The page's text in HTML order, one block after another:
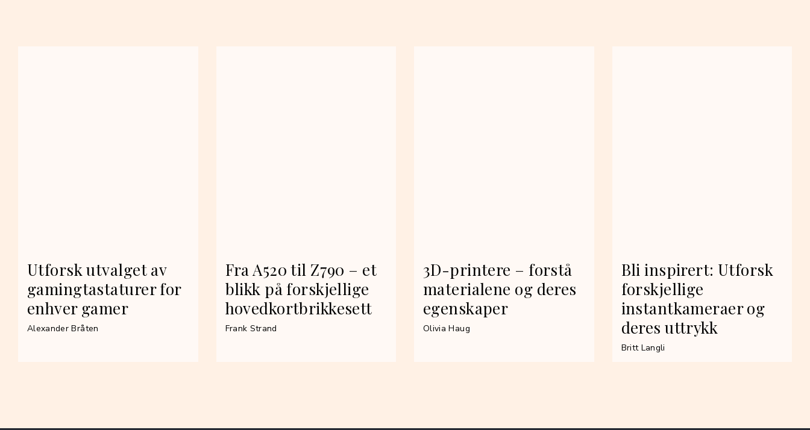
Utforsk utvalget av
gamingtastaturer for
enhver gamer
Alexander Bråten
Fra A520 til Z790 – et
blikk på forskjellige
hovedkortbrikkesett
Frank Strand
3D-printere – forstå
materialene og deres
egenskaper
Olivia Haug
Bli inspirert: Utforsk
forskjellige
instantkameraer og
deres uttrykk
Britt Langli